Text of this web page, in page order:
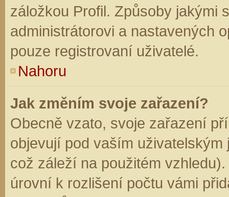
záložkou Profil. Způsoby jakými
administrátorovi a nastavených
pouze registrovaní uživatelé.
Nahoru
Jak změním svoje zařazení?
Obecně vzato, svoje zařazení
objevují pod vaším
což záleží na použitém
úrovní k rozlišení počtu vámi